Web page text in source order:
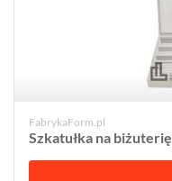
FabrykaForm.pl
Szkatułka na